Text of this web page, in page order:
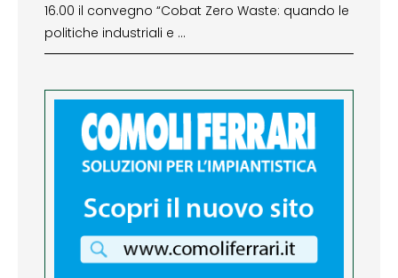
16.00 il convegno “Cobat Zero Waste: quando le
politiche industriali e …